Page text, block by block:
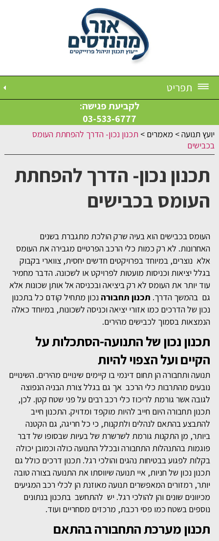
תפריט
לקביעת פגישה:
03-533-6777
יועץ תנועה> מאמרים > תכנון נכון- הדרך להפחתת העומס
בכבישים
תכנון נכון- הדרך להפחתת
העומס בכבישים
העומס בכבישים הוא בעיה שרק הולכת מתגברת בשנים
האחרונות. לא רק כמות כלי הרכב הפרטיים מגבירה את העומס
אלא נוצרים, במיוחד בפרויקטים חדשים יחסית, צווארי בקבוק
בגלל יציאות וכניסות מועטות לפרויקט או לשכונה. הדבר מחמיר
עוד יותר את העומס לא רק ביציאה ובכניסה אל אותן שכונות אלא
גם בהמשך הדרך. תכנון תחבורה נכון מתחיל קודם כל בתכנון
נכון של הדרכים כמו אזורי יציאה וכניסה לשכונות, במיוחד כאלה
הנמצאות בסמוך לכבישים מהירים.
תכנון נכון של התנועה-הסתכלות על
הקיים ועל הצפוי להיות
תנועה ותחבורה הן תחום דינמי בו קיימים שינויים מהירים. השינויים
נובעים מהתרבות כלי הרכב אך גם בגלל צורת הבניה הנפוצה
לגובה אשר גורמת לריכוז כלי רכב רבים על פני שטח קטן. לכן,
תכנון תחבורה היום חייב להיות מוקפד ומדויק. התכנון חייב
להתבצע בהתאם לנהלים ולתקנות, כי כל חריגה, גם הקטנה
ביותר, מן התקנות גורמת לשרשרת של בעיות שבסופו של דבר
פוגמות בהתנהלות התחבורה ובכלל התנועה כולה וכמובן יכולה
בקלות לפגוע בבטיחות נהגים והולכי רגל. תכנון דרכים כולל גם
תכנון נכון של חניות, איי תנועה שיווסתו את התנועה בצורה טובה
יותר, רמזורים המאפשרים תנועה מאוזנת הן לכלי רכב המגיעים
מכיוונים שונים והן להולכי רגל. יש להתחשב בתכנון בנתונים
נוספים בשטח כמו פסי רכבת, מרכזים מסחריים ועוד.
תכנון מערכת התחבורה בהתאם